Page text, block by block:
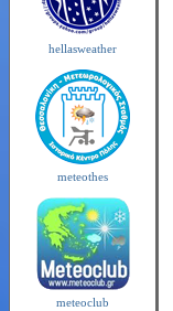
hellasweather
meteothes
meteoclub